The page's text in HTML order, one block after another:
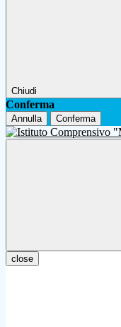
Chiudi
Conferma
Annulla Conferma
close